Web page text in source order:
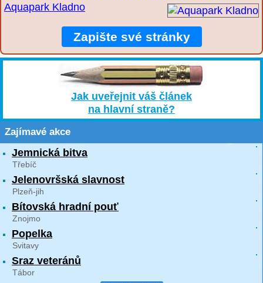
Aquapark Kladno
Zapište své stránky
Jak uveřejnit váš článek
na hlavní straně?
Zajímavé akce
Jemnická bitva
Třebíč
Jelenovršská slavnost
Plzeň-jih
Bítovská hradní pouť
Znojmo
Popelka
Svitavy
Sraz veteránů
Tábor